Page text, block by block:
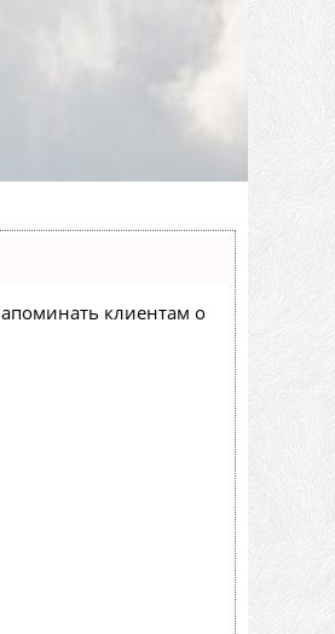
клиентам о